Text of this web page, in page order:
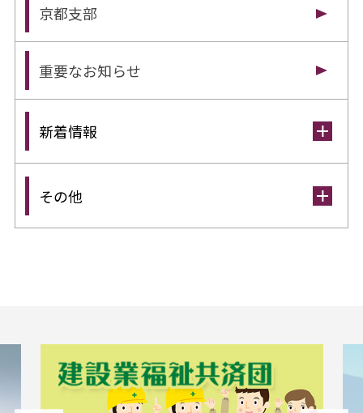
京都支部
重要なお知らせ
新着情報
その他